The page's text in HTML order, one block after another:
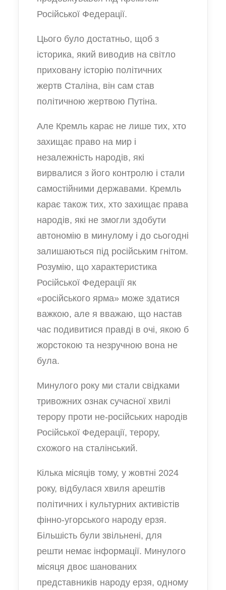
Російської Федерації.
Цього було достатньо, щоб з
історика, який виводив на світло
приховану історію політичних
жертв Сталіна, він сам став
політичною жертвою Путіна.
Але Кремль карає не лише тих, хто
захищає право на мир і
незалежність народів, які
вирвалися з його контролю і стали
самостійними державами. Кремль
карає також тих, хто захищає права
народів, які не змогли здобути
автономію в минулому і до сьогодні
залишаються під російським гнітом.
Розумію, що характеристика
Російської Федерації як
«російського ярма» може здатися
важкою, але я вважаю, що настав
час подивитися правді в очі, якою б
жорстокою та незручною вона не
була.
Минулого року ми стали свідками
тривожних ознак сучасної хвилі
терору проти не-російських народів
Російської Федерації, терору,
схожого на сталінський.
Кілька місяців тому, у жовтні 2024
року, відбулася хвиля арештів
політичних і культурних активістів
фінно-угорського народу ерзя.
Більшість були звільнені, для
решти немає інформації. Минулого
місяця двоє шанованих
представників народу ерзя, одному